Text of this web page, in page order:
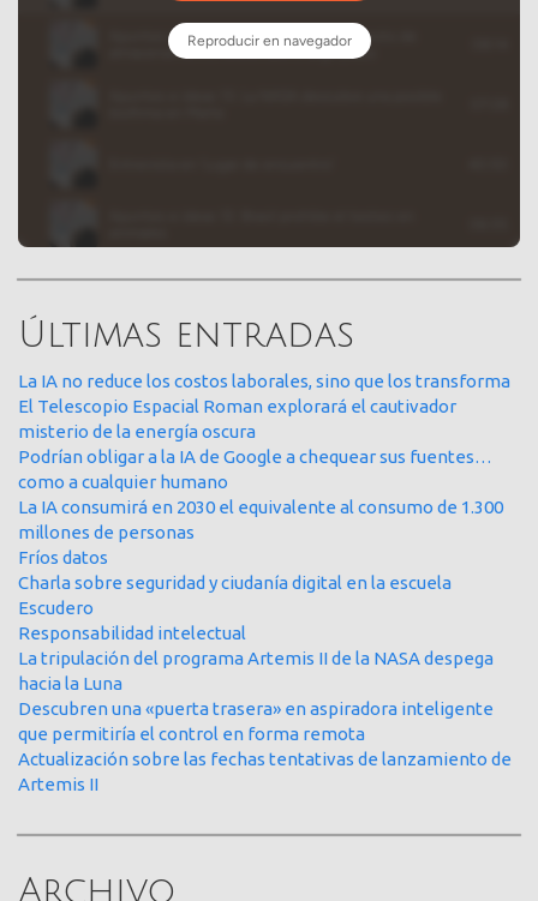
Últimas entradas
La IA no reduce los costos laborales, sino que los transforma
El Telescopio Espacial Roman explorará el cautivador
misterio de la energía oscura
Podrían obligar a la IA de Google a chequear sus fuentes…
como a cualquier humano
La IA consumirá en 2030 el equivalente al consumo de 1.300
millones de personas
Fríos datos
Charla sobre seguridad y ciudanía digital en la escuela
Escudero
Responsabilidad intelectual
La tripulación del programa Artemis II de la NASA despega
hacia la Luna
Descubren una «puerta trasera» en aspiradora inteligente
que permitiría el control en forma remota
Actualización sobre las fechas tentativas de lanzamiento de
Artemis II
Archivo